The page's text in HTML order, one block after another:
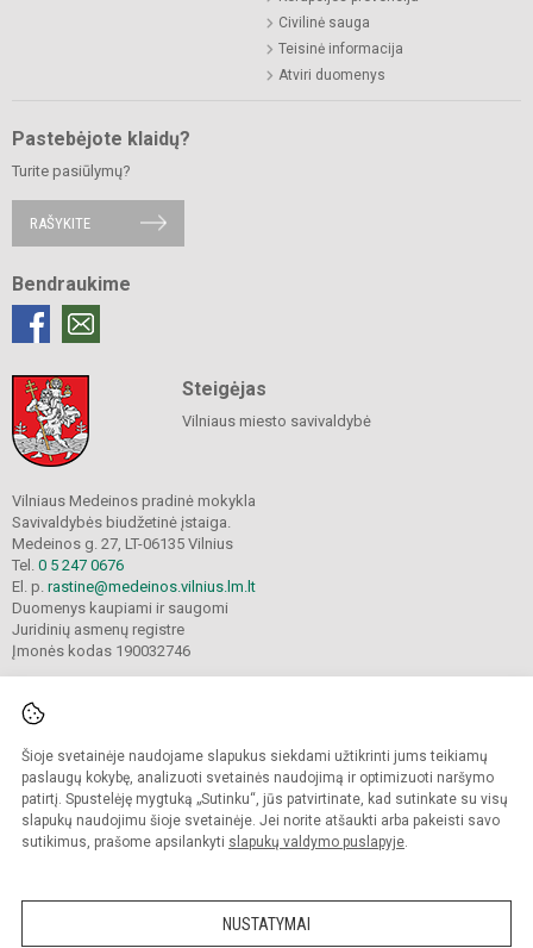
Šioje svetainėje naudojame slapukus siekdami užtikrinti jums teikiamų
paslaugų kokybę, analizuoti svetainės naudojimą ir optimizuoti naršymo
patirtį. Spustelėję mygtuką „Sutinku“, jūs patvirtinate, kad sutinkate su visų
slapukų naudojimu šioje svetainėje. Jei norite atšaukti arba pakeisti savo
sutikimus, prašome apsilankyti slapukų valdymo puslapyje.
NUSTATYMAI
Civilinė sauga
Teisinė informacija
Atviri duomenys
Pastebėjote klaidų?
Turite pasiūlymų?
RAŠYKITE
Bendraukime
Steigėjas
Vilniaus miesto savivaldybė
Vilniaus Medeinos pradinė mokykla
Savivaldybės biudžetinė įstaiga.
Medeinos g. 27, LT-06135 Vilnius
Tel. 0 5 247 0676
El. p. rastine@medeinos.vilnius.lm.lt
Duomenys kaupiami ir saugomi
Juridinių asmenų registre
Įmonės kodas 190032746
© 2021. Vilniaus Medeinos pradinė mokykla. Visos teisės saugomos.
Kopijuoti turinį be raštiško mokyklos sutikimo griežtai draudžiama.
Prieinamumo paraiška Slapukų valdymas
Sumanus būdas atnaujinti